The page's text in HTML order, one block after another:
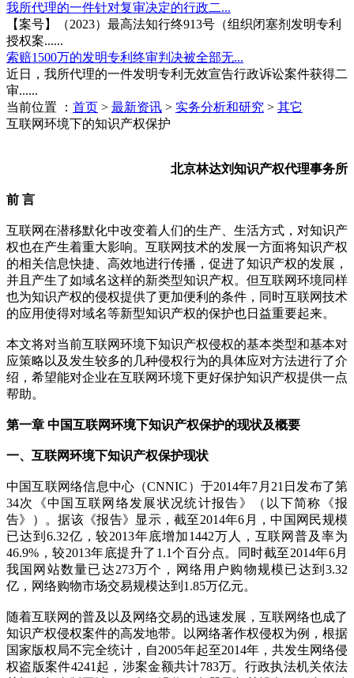
我所代理的一件针对复审决定的行政二...
【案号】（2023）最高法知行终913号（组织闭塞剂发明专利
授权案......
索赔1500万的发明专利终审判决被全部无...
近日，我所代理的一件发明专利无效宣告行政诉讼案件获得二
审......
当前位置 ： 首页 > 最新资讯 > 实务分析和研究 > 其它
互联网环境下的知识产权保护
北京林达刘知识产权代理事务所
前 言
互联网在潜移默化中改变着人们的生产、生活方式，对知识产
权也在产生着重大影响。互联网技术的发展一方面将知识产权
的相关信息快捷、高效地进行传播，促进了知识产权的发展，
并且产生了如域名这样的新类型知识产权。但互联网环境同样
也为知识产权的侵权提供了更加便利的条件，同时互联网技术
的应用使得对域名等新型知识产权的保护也日益重要起来。
本文将对当前互联网环境下知识产权侵权的基本类型和基本对
应策略以及发生较多的几种侵权行为的具体应对方法进行了介
绍，希望能对企业在互联网环境下更好保护知识产权提供一点
帮助。
第一章 中国互联网环境下知识产权保护的现状及概要
一、互联网环境下知识产权保护现状
中国互联网络信息中心（CNNIC）于2014年7月21日发布了第
34次《中国互联网络发展状况统计报告》（以下简称《报
告》）。据该《报告》显示，截至2014年6月，中国网民规模
已达到6.32亿，较2013年底增加1442万人，互联网普及率为
46.9%，较2013年底提升了1.1个百分点。同时截至2014年6月
我国网站数量已达273万个，网络用户购物规模已达到3.32
亿，网络购物市场交易规模达到1.85万亿元。
随着互联网的普及以及网络交易的迅速发展，互联网络也成了
知识产权侵权案件的高发地带。以网络著作权侵权为例，根据
国家版权局不完全统计，自2005年起至2014年，共发生网络侵
权盗版案件4241起，涉案金额共计783万。行政执法机关依法